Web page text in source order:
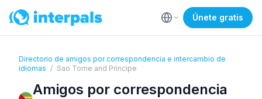
Únete gratis
Directorio de amigos por correspondencia e intercambio de
idiomas / Sao Tome and Principe
Amigos por correspondencia